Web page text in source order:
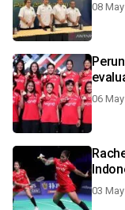
08
06
03